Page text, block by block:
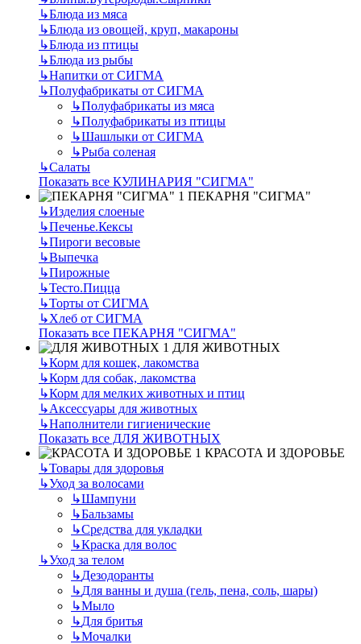
↳Блюда из мяса
↳Блюда из овощей, круп, макароны
↳Блюда из птицы
↳Блюда из рыбы
↳Напитки от СИГМА
↳Полуфабрикаты от СИГМА
↳Полуфабрикаты из мяса
↳Полуфабрикаты из птицы
↳Шашлыки от СИГМА
↳Рыба соленая
↳Салаты
Показать все КУЛИНАРИЯ "СИГМА"
ПЕКАРНЯ "СИГМА"
↳Изделия слоеные
↳Печенье.Кексы
↳Пироги весовые
↳Выпечка
↳Пирожные
↳Тесто.Пицца
↳Торты от СИГМА
↳Хлеб от СИГМА
Показать все ПЕКАРНЯ "СИГМА"
ДЛЯ ЖИВОТНЫХ
↳Корм для кошек, лакомства
↳Корм для собак, лакомства
↳Корм для мелких животных и птиц
↳Аксессуары для животных
↳Наполнители гигиенические
Показать все ДЛЯ ЖИВОТНЫХ
КРАСОТА И ЗДОРОВЬЕ
↳Товары для здоровья
↳Уход за волосами
↳Шампуни
↳Бальзамы
↳Средства для укладки
↳Краска для волос
↳Уход за телом
↳Дезодоранты
↳Для ванны и душа (гель, пена, соль, шары)
↳Мыло
↳Для бритья
↳Мочалки